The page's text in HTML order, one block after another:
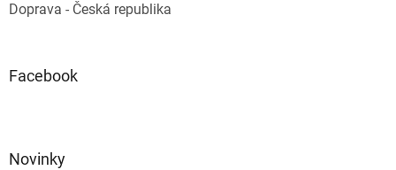
Doprava - Česká republika
Facebook
Novinky